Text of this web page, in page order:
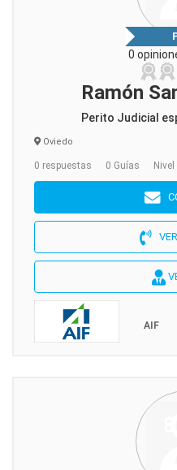
0
Ramón
Perito Judicial
Oviedo
0 respuestas 0 Guías
AIF